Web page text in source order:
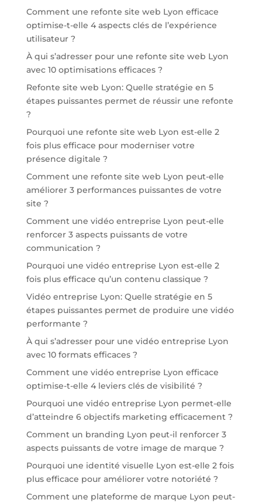
Comment une refonte site web Lyon efficace
optimise-t-elle 4 aspects clés de l’expérience
utilisateur ?
À qui s’adresser pour une refonte site web Lyon
avec 10 optimisations efficaces ?
Refonte site web Lyon: Quelle stratégie en 5
étapes puissantes permet de réussir une refonte
?
Pourquoi une refonte site web Lyon est-elle 2
fois plus efficace pour moderniser votre
présence digitale ?
Comment une refonte site web Lyon peut-elle
améliorer 3 performances puissantes de votre
site ?
Comment une vidéo entreprise Lyon peut-elle
renforcer 3 aspects puissants de votre
communication ?
Pourquoi une vidéo entreprise Lyon est-elle 2
fois plus efficace qu’un contenu classique ?
Vidéo entreprise Lyon: Quelle stratégie en 5
étapes puissantes permet de produire une vidéo
performante ?
À qui s’adresser pour une vidéo entreprise Lyon
avec 10 formats efficaces ?
Comment une vidéo entreprise Lyon efficace
optimise-t-elle 4 leviers clés de visibilité ?
Pourquoi une vidéo entreprise Lyon permet-elle
d’atteindre 6 objectifs marketing efficacement ?
Comment un branding Lyon peut-il renforcer 3
aspects puissants de votre image de marque ?
Pourquoi une identité visuelle Lyon est-elle 2 fois
plus efficace pour améliorer votre notoriété ?
Comment une plateforme de marque Lyon peut-